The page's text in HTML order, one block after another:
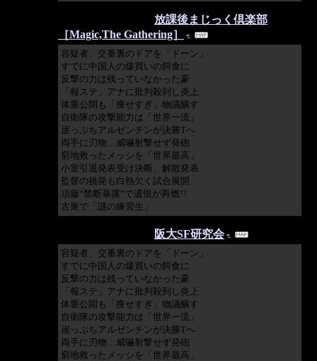
放課後まじっく倶楽部
［Magic,The Gathering］
容疑者、交番裏のドアを「ドーン」
すでに中国人の爆買いの餌食に
反撃の力は残っていなかった豪
「報ステ」アナに批判殺到し炎上
体重公開も「痩せすぎ」物議醸す
自衛隊の攻撃能力は「世界一流」
崖っぷちアルゼンチンが決勝Tへ
両手に刃物…威嚇射撃せず発砲
窮地救ったメッシを「世界最高」
小室引退発表受け決断、解散発表
監督の挑発も白熱欠く試合展開
須藤“禁断暴露”で遺恨が再燃!?
古巣で「謎の練習生」
阪大SF研究会
容疑者、交番裏のドアを「ドーン」
すでに中国人の爆買いの餌食に
反撃の力は残っていなかった豪
「報ステ」アナに批判殺到し炎上
体重公開も「痩せすぎ」物議醸す
自衛隊の攻撃能力は「世界一流」
崖っぷちアルゼンチンが決勝Tへ
両手に刃物…威嚇射撃せず発砲
窮地救ったメッシを「世界最高」